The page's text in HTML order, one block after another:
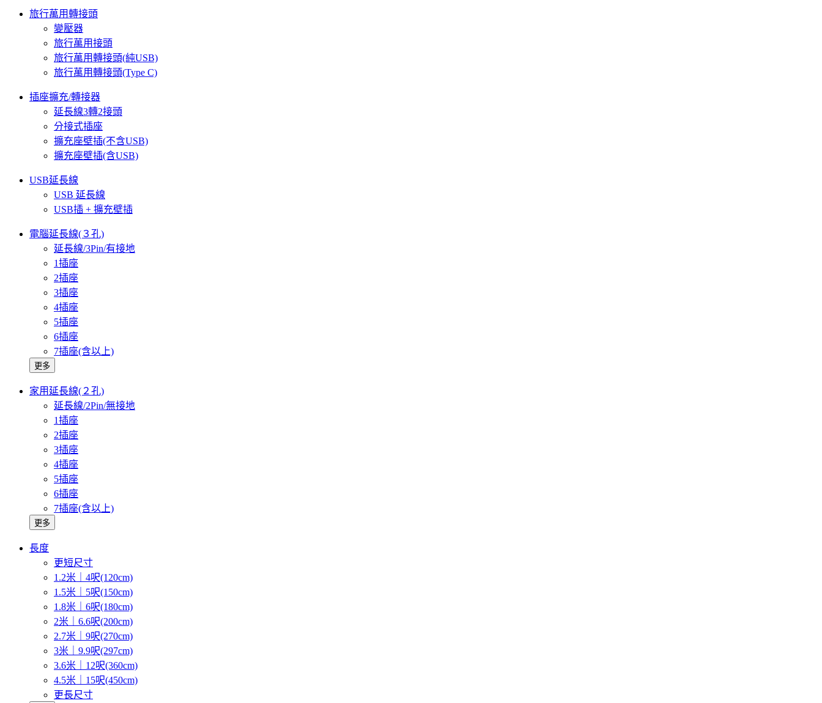
旅行萬用轉接頭
變壓器
旅行萬用接頭
旅行萬用轉接頭(純USB)
旅行萬用轉接頭(Type C)
插座擴充/轉接器
延長線3轉2接頭
分接式插座
擴充座壁插(不含USB)
擴充座壁插(含USB)
USB延長線
USB 延長線
USB插 + 擴充壁插
電腦延長線(３孔)
延長線/3Pin/有接地
1插座
2插座
3插座
4插座
5插座
6插座
7插座(含以上)
更多
家用延長線(２孔)
延長線/2Pin/無接地
1插座
2插座
3插座
4插座
5插座
6插座
7插座(含以上)
更多
長度
更短尺寸
1.2米｜4呎(120cm)
1.5米｜5呎(150cm)
1.8米｜6呎(180cm)
2米｜6.6呎(200cm)
2.7米｜9呎(270cm)
3米｜9.9呎(297cm)
3.6米｜12呎(360cm)
4.5米｜15呎(450cm)
更長尺寸